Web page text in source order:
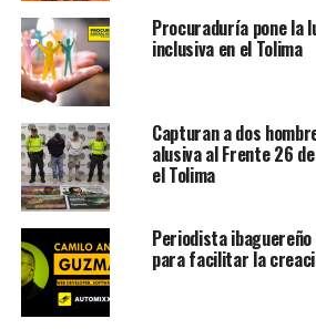
Procuraduría pone la
inclusiva en el Tolima
Capturan a dos
alusiva al Frente 26
el Tolima
Periodista
para facilitar la